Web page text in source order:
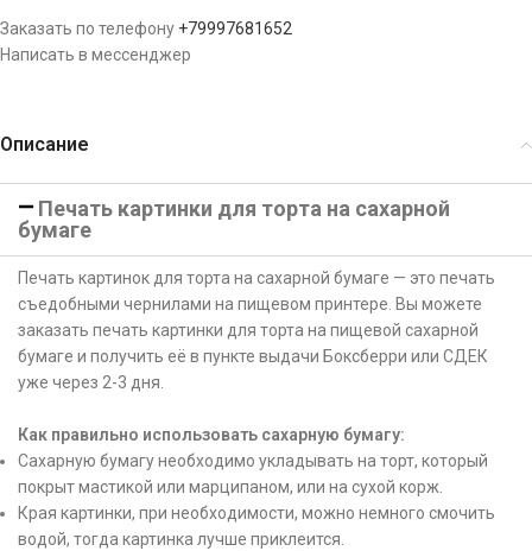
Заказать по телефону +79997681652
Написать в мессенджер
Описание
Печать картинки для торта на сахарной
бумаге
Печать картинок для торта на сахарной бумаге — это печать
съедобными чернилами на пищевом принтере. Вы можете
заказать печать картинки для торта на пищевой сахарной
бумаге и получить её в пункте выдачи Боксберри или СДЕК
уже через 2-3 дня.
Как правильно использовать сахарную бумагу:
Сахарную бумагу необходимо укладывать на торт, который
покрыт мастикой или марципаном, или на сухой корж.
Края картинки, при необходимости, можно немного смочить
водой, тогда картинка лучше приклеится.